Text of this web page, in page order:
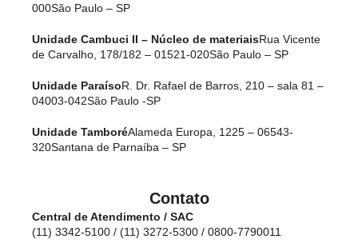
000São Paulo – SP
Unidade Cambuci II – Núcleo de materiaisRua Vicente
de Carvalho, 178/182 – 01521-020São Paulo – SP
Unidade ParaísoR. Dr. Rafael de Barros, 210 – sala 81 –
04003-042São Paulo -SP
Unidade TamboréAlameda Europa, 1225 – 06543-
320Santana de Parnaíba – SP
Contato
Central de Atendimento / SAC
(11) 3342-5100 / (11) 3272-5300 / 0800-7790011